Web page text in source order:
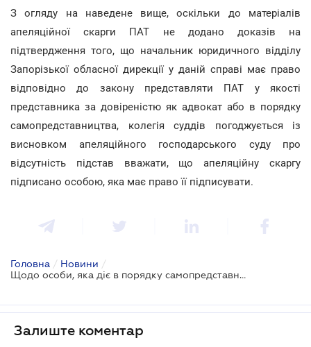
З огляду на наведене вище, оскільки до матеріалів
апеляційної скарги ПАТ не додано доказів на
підтвердження того, що начальник юридичного відділу
Запорізької обласної дирекції у даній справі має право
відповідно до закону представляти ПАТ у якості
представника за довіреністю як адвокат або в порядку
самопредставництва, колегія суддів погоджується із
висновком апеляційного господарського суду про
відсутність підстав вважати, що апеляційну скаргу
підписано особою, яка має право її підписувати.
Головна / Новини /
Щодо особи, яка діє в порядку самопредставництва, повинен бути запис у ЄДР: позиція ВС
Залиште коментар